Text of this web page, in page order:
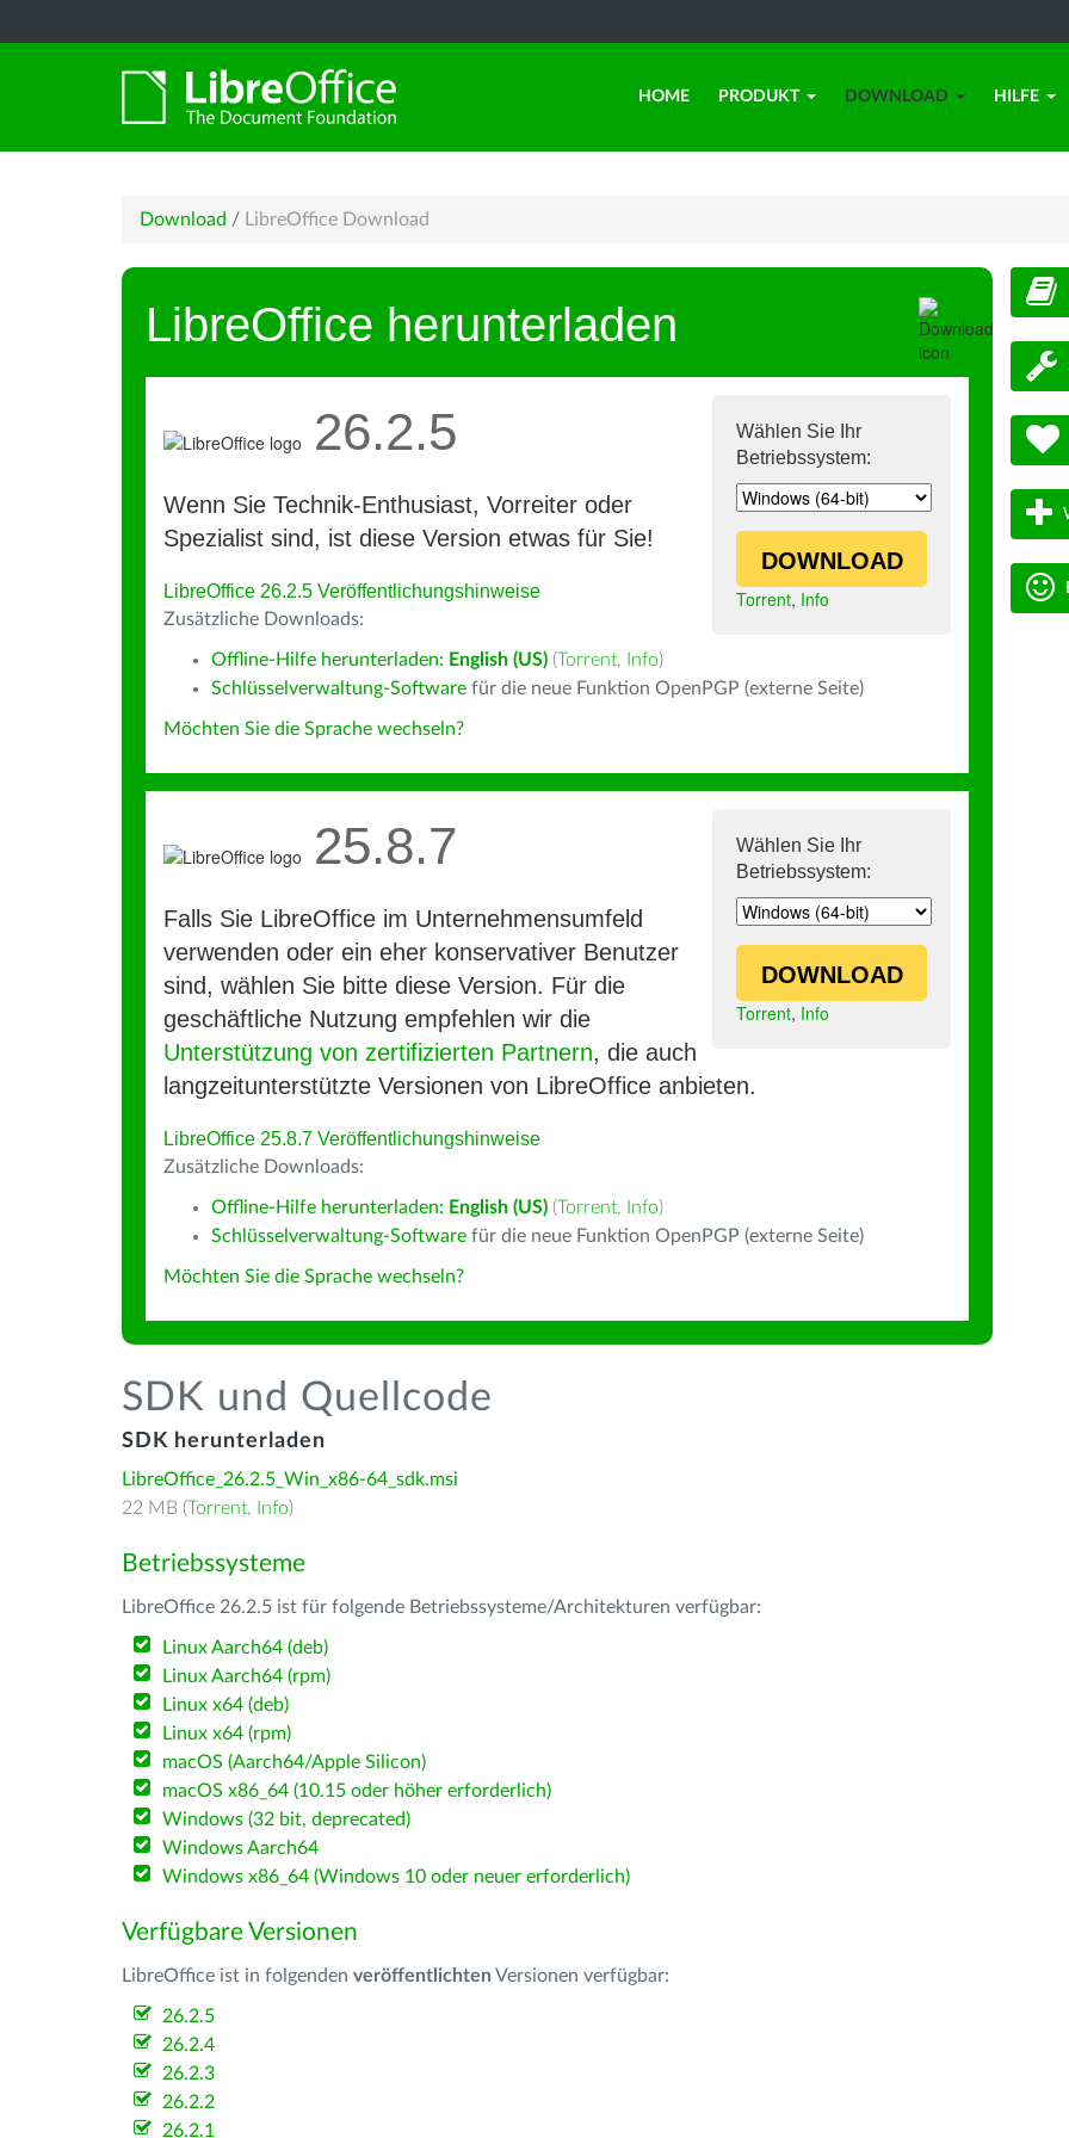
HOME PRODUKT DOWNLOAD HILFE
Download / LibreOffice Download
LibreOffice herunterladen
Wählen Sie Ihr
Betriebssystem:
DOWNLOAD
Torrent, Info
26.2.5
Wenn Sie Technik-Enthusiast, Vorreiter oder
Spezialist sind, ist diese Version etwas für Sie!
LibreOffice 26.2.5 Veröffentlichungshinweise
Zusätzliche Downloads:
Offline-Hilfe herunterladen: English (US) (Torrent, Info)
Schlüsselverwaltung-Software für die neue Funktion OpenPGP (externe Seite)
Möchten Sie die Sprache wechseln?
Wählen Sie Ihr
Betriebssystem:
DOWNLOAD
Torrent, Info
25.8.7
Falls Sie LibreOffice im Unternehmensumfeld
verwenden oder ein eher konservativer Benutzer
sind, wählen Sie bitte diese Version. Für die
geschäftliche Nutzung empfehlen wir die
Unterstützung von zertifizierten Partnern, die auch
langzeitunterstützte Versionen von LibreOffice anbieten.
LibreOffice 25.8.7 Veröffentlichungshinweise
Zusätzliche Downloads:
Offline-Hilfe herunterladen: English (US) (Torrent, Info)
Schlüsselverwaltung-Software für die neue Funktion OpenPGP (externe Seite)
Möchten Sie die Sprache wechseln?
SDK und Quellcode
SDK herunterladen
LibreOffice_26.2.5_Win_x86-64_sdk.msi
22 MB (Torrent, Info)
Betriebssysteme
LibreOffice 26.2.5 ist für folgende Betriebssysteme/Architekturen verfügbar:
Linux Aarch64 (deb)
Linux Aarch64 (rpm)
Linux x64 (deb)
Linux x64 (rpm)
macOS (Aarch64/Apple Silicon)
macOS x86_64 (10.15 oder höher erforderlich)
Windows (32 bit, deprecated)
Windows Aarch64
Windows x86_64 (Windows 10 oder neuer erforderlich)
Verfügbare Versionen
LibreOffice ist in folgenden veröffentlichten Versionen verfügbar:
26.2.5
26.2.4
26.2.3
26.2.2
26.2.1